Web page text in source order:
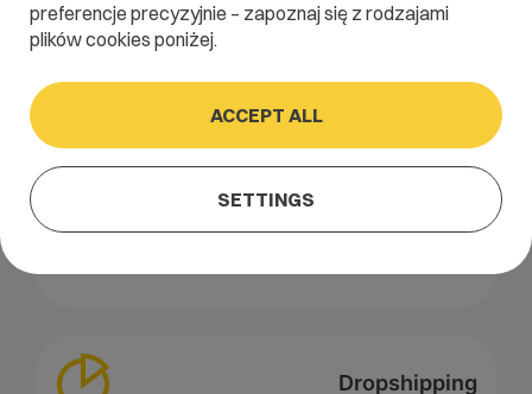
Apilo to platforma do automatyzacji sprzedaży online,
która integruje sklepy internetowe z marketplace'ami i
systemami ERP. Umożliwia zarządzanie zamówieniami,
Dropshipping
preferencje precyzyjnie – zapoznaj się z rodzajami
plików cookies poniżej.
ACCEPT ALL
SETTINGS